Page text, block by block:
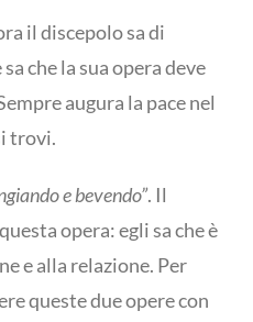
il discepolo sa di
che la sua opera deve
augura la pace nel
trovi.
e bevendo”. Il
opera: egli sa che è
e alla relazione. Per
queste due opere con